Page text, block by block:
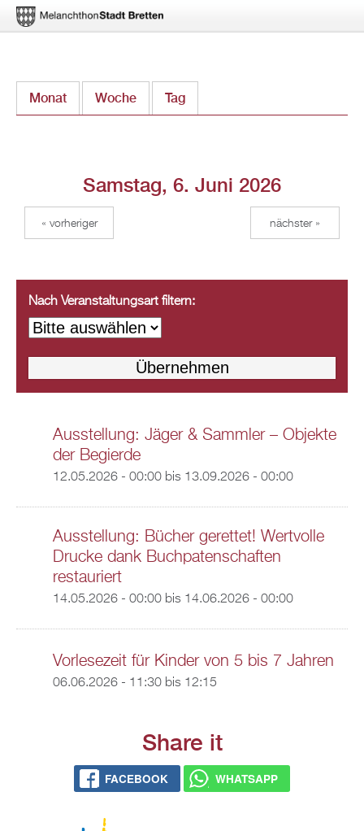
zum
Monat Woche Tag
Samstag, 6. Juni 2026
« vorheriger nächster »
Nach Veranstaltungsart filtern:
Ausstellung: Jäger & Sammler – Objekte
der Begierde
12.05.2026 - 00:00bis 13.09.2026 - 00:00
Ausstellung: Bücher gerettet! Wertvolle
Drucke dank Buchpatenschaften
restauriert
14.05.2026 - 00:00bis 14.06.2026 - 00:00
Vorlesezeit für Kinder von 5 bis 7 Jahren
06.06.2026 - 11:30bis 12:15
Share it
FACEBOOK WHATSAPP